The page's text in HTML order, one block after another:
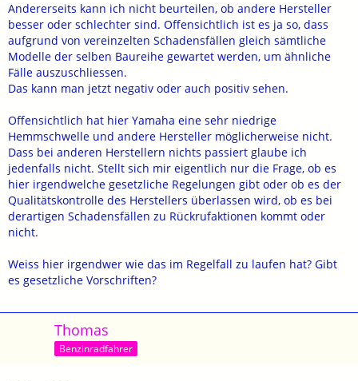
Andererseits kann ich nicht beurteilen, ob andere Hersteller
besser oder schlechter sind. Offensichtlich ist es ja so, dass
aufgrund von vereinzelten Schadensfällen gleich sämtliche
Modelle der selben Baureihe gewartet werden, um ähnliche
Fälle auszuschliessen.
Das kann man jetzt negativ oder auch positiv sehen.
Offensichtlich hat hier Yamaha eine sehr niedrige
Hemmschwelle und andere Hersteller möglicherweise nicht.
Dass bei anderen Herstellern nichts passiert glaube ich
jedenfalls nicht. Stellt sich mir eigentlich nur die Frage, ob es
hier irgendwelche gesetzliche Regelungen gibt oder ob es der
Qualitätskontrolle des Herstellers überlassen wird, ob es bei
derartigen Schadensfällen zu Rückrufaktionen kommt oder
nicht.
Weiss hier irgendwer wie das im Regelfall zu laufen hat? Gibt
es gesetzliche Vorschriften?
Thomas
Benzinradfahrer